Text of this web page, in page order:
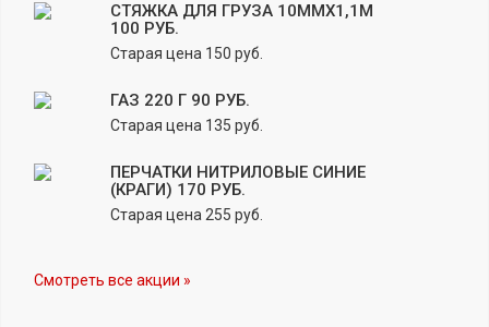
СТЯЖКА ДЛЯ ГРУЗА 10ММХ1,1М
100 РУБ.
Старая цена 150 руб.
ГАЗ 220 Г 90 РУБ.
Старая цена 135 руб.
ПЕРЧАТКИ НИТРИЛОВЫЕ СИНИЕ
(КРАГИ) 170 РУБ.
Старая цена 255 руб.
Смотреть все акции »